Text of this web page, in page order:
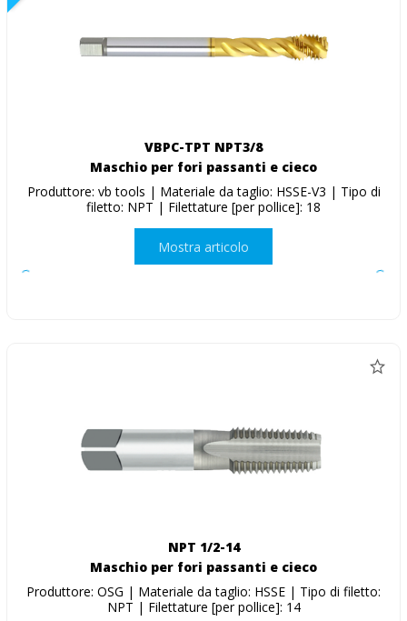
VBPC-TPT NPT3/8
Maschio per fori passanti e cieco
Produttore: vb tools | Materiale da taglio: HSSE-V3 | Tipo di
filetto: NPT | Filettature [per pollice]: 18
Mostra articolo
NPT 1/2-14
Maschio per fori passanti e cieco
Produttore: OSG | Materiale da taglio: HSSE | Tipo di filetto:
NPT | Filettature [per pollice]: 14